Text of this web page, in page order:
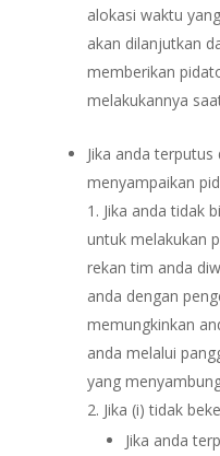
alokasi waktu
akan dilanjutkan
memberikan
melakukannya
Jika anda
menyampaikan
Jika anda tidak
untuk melakukan
rekan tim anda
anda dengan
memungkinkan
anda melalui
yang
Jika (i) tidak
Jika anda